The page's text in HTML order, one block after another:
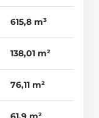
615,8 m³
138,01 m²
76,11 m²